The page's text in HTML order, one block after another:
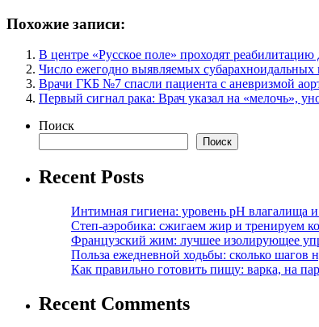
Похожие записи:
В центре «Русское поле» проходят реабилитацию
Число ежегодно выявляемых субарахноидальных
Врачи ГКБ №7 спасли пациента с аневризмой
Первый сигнал рака: Врач указал на «мелочь»,
Поиск
Поиск
Recent Posts
Интимная гигиена: уровень pH влагалища
Степ-аэробика: сжигаем жир и тренируем
Французский жим: лучшее изолирующее
Польза ежедневной ходьбы: сколько шагов
Как правильно готовить пищу: варка, на
Recent Comments